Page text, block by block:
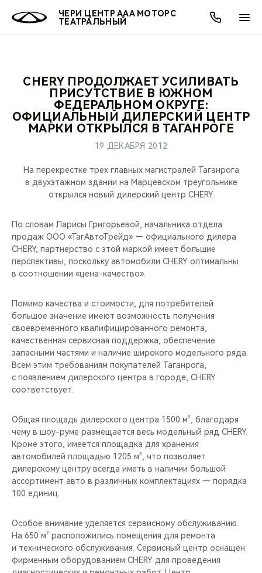
ЧЕРИ ЦЕНТР ААА МОТОРС
ТЕАТРАЛЬНЫЙ
МОДЕЛИ
ВСЕ МОДЕЛИ
СЕДАНЫ
НОВИНКИ
ПОКУПАТЕЛЯМ
ВЫБОР И ПОКУПКА
КРЕДИТ И СТРАХОВАНИЕ
ВЛАДЕЛЬЦАМ
СЕРВИС
ЗАПЧАСТИ И АКСЕССУАРЫ
ПОДДЕРЖКА
МИР CHERY
АКСЕССУАРЫ
CHERY В СОЦСЕТЯХ
БЛАГОТВОРИТЕЛЬНОСТЬ
CHERY REMOTE
ВИДЕООБЗОРЫ
CHERY ДЛЯ ДЕТЕЙ
АКЦИИ
ВЫГОДЫ И АКЦИИ
ОНЛАЙН СЕРВИСЫ
ВЫБОР И ПОКУПКА
О КОМПАНИИ
О НАС
CHERY ПРОДОЛЖАЕТ УСИЛИВАТЬ
ПРИСУТСТВИЕ В ЮЖНОМ
ФЕДЕРАЛЬНОМ ОКРУГЕ:
ОФИЦИАЛЬНЫЙ ДИЛЕРСКИЙ ЦЕНТР
МАРКИ ОТКРЫЛСЯ В ТАГАНРОГЕ
19 ДЕКАБРЯ 2012
На перекрестке трех главных магистралей Таганрога
в двухэтажном здании на Марцевском треугольнике
открылся новый дилерский центр CHERY.
По словам Ларисы Григорьевой, начальника отдела
продаж ООО «ТагАвтоТрейд» — официального дилера
CHERY, партнерство с этой маркой имеет большие
перспективы, поскольку автомобили CHERY оптимальны
в соотношении «цена-качество».
Помимо качества и стоимости, для потребителей
большое значение имеют возможность получения
своевременного квалифицированного ремонта,
качественная сервисная поддержка, обеспечение
запасными частями и наличие широкого модельного ряда.
Всем этим требованиям покупателей Таганрога,
с появлением дилерского центра в городе, CHERY
соответствует.
Общая площадь дилерского центра 1500 м², благодаря
чему в шоу-руме размещается весь модельный ряд CHERY.
Кроме этого, имеется площадка для хранения
автомобилей площадью 1205 м², что позволяет
дилерскому центру всегда иметь в наличии большой
ассортимент авто в различных комплектациях — порядка
100 единиц.
Особое внимание уделяется сервисному обслуживанию.
На 650 м² расположились помещения для ремонта
и технического обслуживания. Сервисный центр оснащен
фирменным оборудованием CHERY для проведения